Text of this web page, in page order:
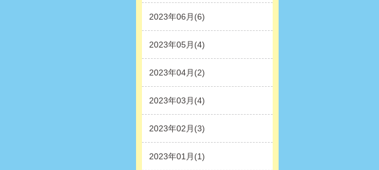
2023年06月(6)
2023年05月(4)
2023年04月(2)
2023年03月(4)
2023年02月(3)
2023年01月(1)